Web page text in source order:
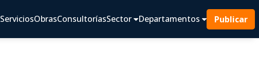
ServiciosObrasConsultoríasSector Departamentos Publicar